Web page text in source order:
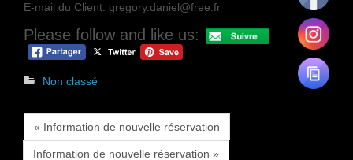
E-mail du Client: gregory.daniel@free.fr
Please follow and like us:
Non classé
« Information de nouvelle réservation
Information de nouvelle réservation »